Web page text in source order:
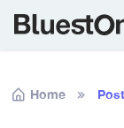
Skip to
Skip to content
Home